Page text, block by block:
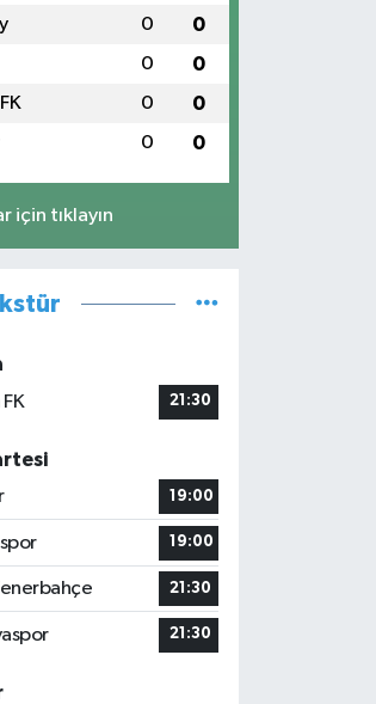
0 0
0 0
0 0
0 0
için tıklayın
21:30
19:00
19:00
21:30
21:30